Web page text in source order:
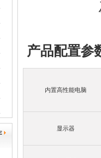
产品配置参
内置高性能电脑
显示器